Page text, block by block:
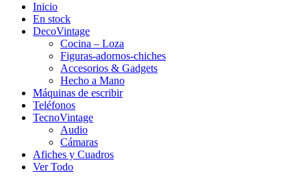
Inicio
En stock
DecoVintage
Cocina – Loza
Figuras-adornos-chiches
Accesorios & Gadgets
Hecho a Mano
Máquinas de escribir
Teléfonos
TecnoVintage
Audio
Cámaras
Afiches y Cuadros
Ver Todo